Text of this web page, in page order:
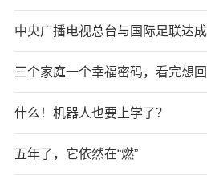
中央广播电视总台与国际足联达
三个家庭一个幸福密码，看完想
什么！机器人也要上学了？
五年了，它依然在“燃”